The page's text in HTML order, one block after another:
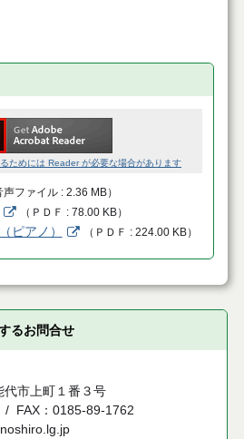
ためには Reader が必要な場合があります
声ファイル 2.36 MB）
（ ＰＤＦ 78.00 KB）
ピアノ） （ ＰＤＦ 224.00 KB）
るお問合せ
代市上町１番３号
FAX：0185-89-1762